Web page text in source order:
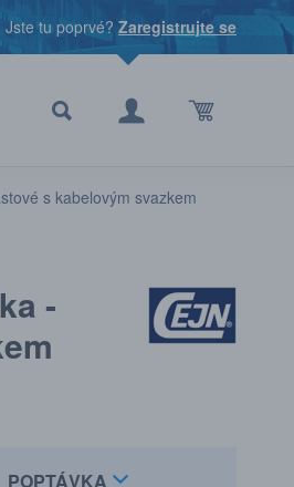
Jste tu poprvé? Zaregistrujte se
s kabelovým svazkem
-
POPTÁVKA